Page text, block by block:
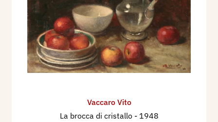
Vaccaro Vito
La brocca di cristallo - 1948